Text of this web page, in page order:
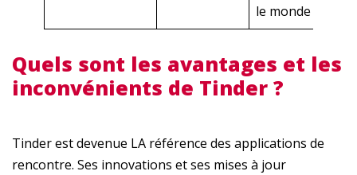
le monde
Quels sont les avantages et les
inconvénients de Tinder ?
Tinder est devenue LA référence des applications de
rencontre. Ses innovations et ses mises à jour